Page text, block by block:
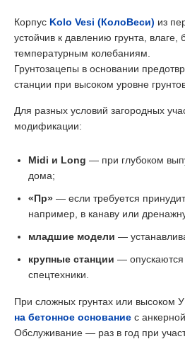
Корпус Kolo Vesi (КолоВеси) из
устойчив к давлению грунта, влаге,
температурным колебаниям.
Грунтозацепы в основании
станции при высоком уровне
Для разных условий загородных
модификации:
Midi и Long — при глубоком
дома;
«Пр» — если требуется
например, в канаву или
младшие модели —
крупные станции —
спецтехники.
При сложных грунтах или высоком
на бетонное основание с
Обслуживание — раз в год при